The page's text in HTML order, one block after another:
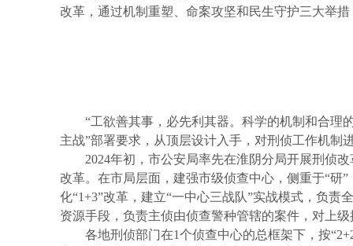
改革，通过机制重塑、命案攻坚和民生守护三大举
“工欲善其事，必先利其器。科学的机制和合理
主战”部署要求，从顶层设计入手，对刑侦工作机制
2024年初，市公安局率先在淮阴分局开展刑侦
改革。在市局层面，建强市级侦查中心，侧重于“研
化“1+3”改革，建立“一中心三战队”实战模式，负
资源手段，负责主侦由侦查警种管辖的案件，对上
各地刑侦部门在1个侦查中心的总框架下，按